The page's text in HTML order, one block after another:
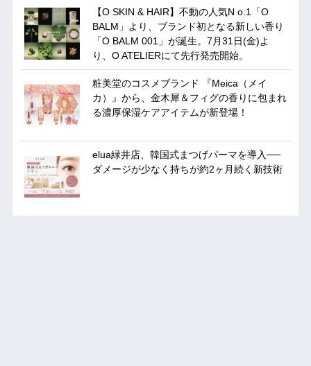
【O SKIN & HAIR】不動の人気N o.1「O
BALM」より、ブランド初となる新しい香り
「O BALM 001」が誕生。7月31日(金)よ
り、O ATELIERにて先行発売開始。
粧美堂のコスメブランド 『Meica（メイ
カ）』から、金木犀＆フィグの香りに包まれ
る濃厚保湿ケアアイテムが新登場！
elua緑井店、韓国式まつげパーマを導入──
ダメージが少なく持ちが約2ヶ月続く新技術